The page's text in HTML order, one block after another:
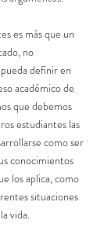
es más que un
no
definir en
académico de
que debemos
estudiantes las
como ser
conocimientos
los aplica, como
situaciones
vida.